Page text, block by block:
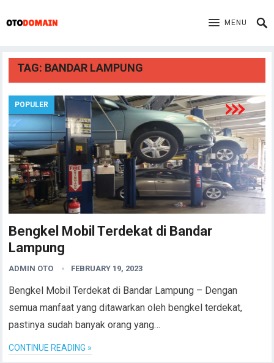
MENU
TAG: BANDAR LAMPUNG
POPULER
Bengkel Mobil Terdekat di Bandar
Lampung
ADMIN OTO FEBRUARY 19, 2023
Bengkel Mobil Terdekat di Bandar Lampung – Dengan
semua manfaat yang ditawarkan oleh bengkel terdekat,
pastinya sudah banyak orang yang…
CONTINUE READING »